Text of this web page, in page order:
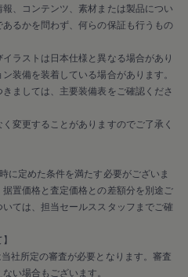
ーゲンサービス
System
の取組み
クル法
ラム
ム
プログラム
ター
補償
、コンテンツ、素材または製品につい
るかを問わず、何らの保証も行うもの
ラストは日本仕様と異なる場合があり
装備を装着している場合があります。
ましては、主要装備表をご確認くださ
変更することがありますのでご了承く
に定めた条件を満たす必要がございま
置価格と査定価格との差額分を別途ご
ては、担当セールススタッフまでご確
社所定の審査が必要となります。審査
い場合もございます。